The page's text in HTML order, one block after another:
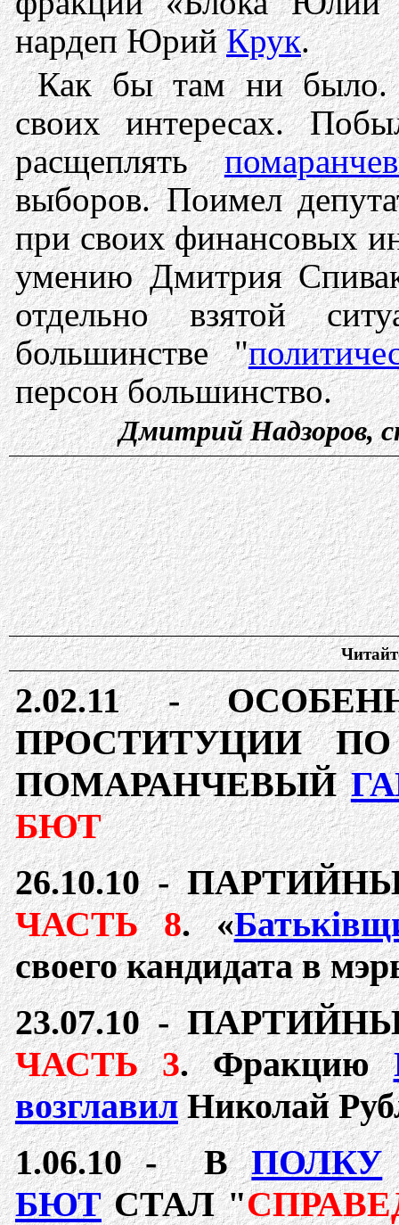
нардеп ЮрийКрук.
Как бы там ни было.
своих интересах.
расщеплять
выборов. Поимел
при своих финансовых
умению Дмитрия
отдельно взятой
большинстве "
персон большинство.
Дмитрий Надзоров,
2.02.11 -
ПРОСТИТУЦИИ
ПОМАРАНЧЕВЫЙ
БЮТ
26.10.10 -
ЧАСТЬ 8.«
своего кандидата в
23.07.10 -
ЧАСТЬ 3. Фракцию
возглавилНиколай
1.06.10 -ВПОЛКУ
БЮТСТАЛ "